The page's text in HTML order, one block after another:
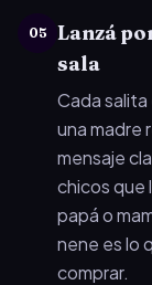
05
Lanzá
sala
Cada salita
una madre
mensaje
chicos que
papá o
nene es lo
comprar.